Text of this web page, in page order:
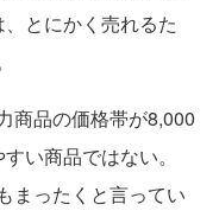
とにかく売れるた
商品の価格帯が8,000
い商品ではない。
まったくと言ってい